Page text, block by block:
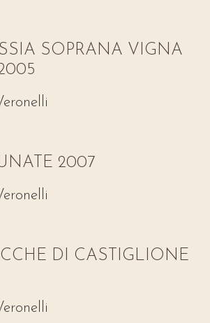
SOPRANA VIGNA
2007
DI CASTIGLIONE